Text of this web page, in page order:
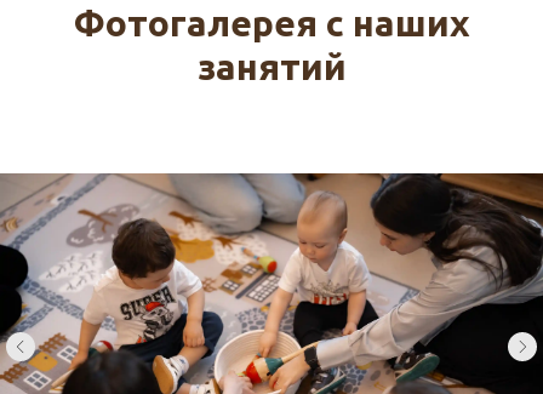
Фотогалерея с наших
занятий